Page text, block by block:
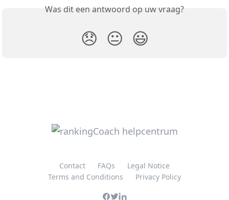
Was dit een antwoord op uw vraag?
😞 😐 😃
Contact FAQs
Legal Notice
Terms and Conditions
Privacy Policy